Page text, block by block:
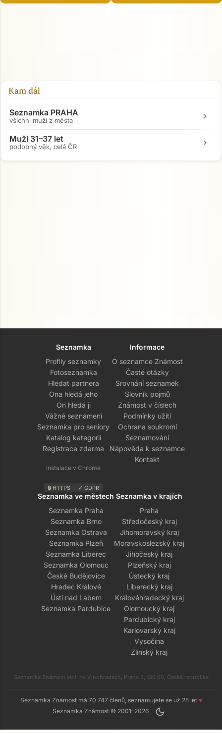
Kam dál
Seznamka PRAHA
všichni muži z města chevron_right
Muži 31–37 let
podobný věk, celá ČR chevron_right
Seznamka
Profily seznamky
Fotoseznamka
Hledat partnera
Ona hledá jeho
On hledá ji
Vážné seznámení
Seznamka pro seniory
Katalog kategorií
Registrace zdarma
Instalace v Chrome
🔒 HTTPS ✓ GDPR
Informace
O seznamce Známost
Časté otázky
Srovnání seznamek
Slovník pojmů
Známost v číslech
Podmínky užití
Ochrana soukromí
Seznamování
Nápověda k seznamce
Kontakt
Seznamka ve městech
Seznamka Praha
Seznamka Brno
Seznamka Ostrava
Seznamka Plzeň
Seznamka Liberec
Seznamka Olomouc
České Budějovice
Hradec Králové
Ústí nad Labem
Seznamka Pardubice
Seznamka v krajích
Praha
Středočeský kraj
Jihomoravský kraj
Moravskoslezský kraj
Jihočeský kraj
Plzeňský kraj
Ústecký kraj
Liberecký kraj
Královéhradecký kraj
Olomoucký kraj
Pardubický kraj
Karlovarský kraj
Vysočina
Zlínský kraj
Seznamka Známost sídlí na Vinohradech, Praha 3, 130 00, Česká republika
Seznamka Známost má 70 747 členů, seznamujete se už 25 let ♥
Seznamka Známost © 2001–2026
dark_mode